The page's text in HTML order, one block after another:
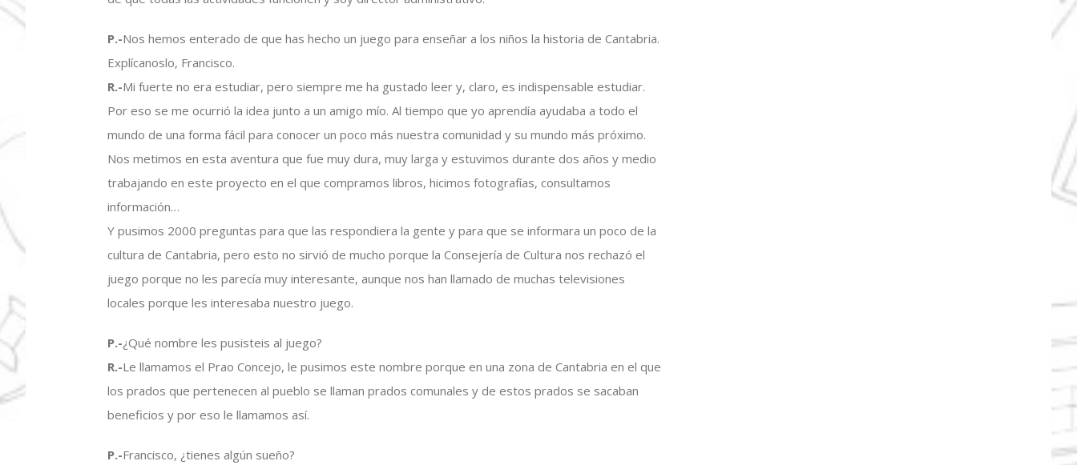
P.-Nos hemos enterado de que has hecho un juego para enseñar a los niños la historia de Cantabria.
Explícanoslo, Francisco.
R.-Mi fuerte no era estudiar, pero siempre me ha gustado leer y, claro, es indispensable estudiar.
Por eso se me ocurrió la idea junto a un amigo mío. Al tiempo que yo aprendía ayudaba a todo el
mundo de una forma fácil para conocer un poco más nuestra comunidad y su mundo más próximo.
Nos metimos en esta aventura que fue muy dura, muy larga y estuvimos durante dos años y medio
trabajando en este proyecto en el que compramos libros, hicimos fotografías, consultamos
información…
Y pusimos 2000 preguntas para que las respondiera la gente y para que se informara un poco de la
cultura de Cantabria, pero esto no sirvió de mucho porque la Consejería de Cultura nos rechazó el
juego porque no les parecía muy interesante, aunque nos han llamado de muchas televisiones
locales porque les interesaba nuestro juego.
P.-¿Qué nombre les pusisteis al juego?
R.-Le llamamos el Prao Concejo, le pusimos este nombre porque en una zona de Cantabria en el que
los prados que pertenecen al pueblo se llaman prados comunales y de estos prados se sacaban
beneficios y por eso le llamamos así.
P.-Francisco, ¿tienes algún sueño?